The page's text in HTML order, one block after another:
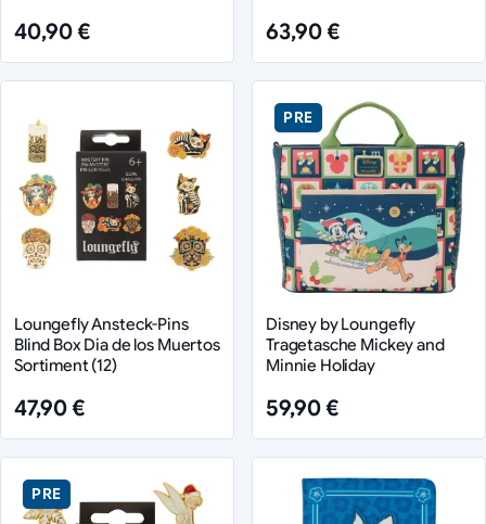
40,90 € 63,90 €
Loungefly Ansteck-Pins
Blind Box Dia de los Muertos
Sortiment (12)
47,90 €
PRE
Disney by Loungefly
Tragetasche Mickey and
Minnie Holiday
59,90 €
PRE